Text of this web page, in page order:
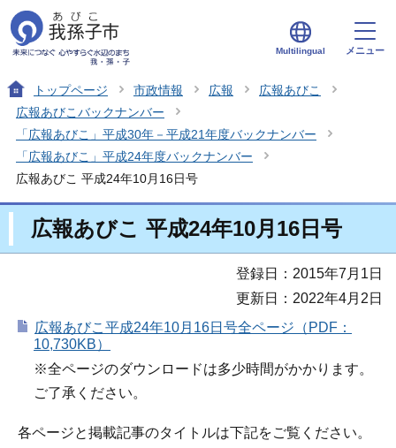
Multilingual メニュー
トップページ 市政情報 広報
広報あびこ
広報あびこバックナンバー
「広報あびこ」平成30年－平成21年度バックナンバー
「広報あびこ」平成24年度バックナンバー
広報あびこ 平成24年10月16日号
広報あびこ 平成24年10月16日号
登録日：2015年7月1日
更新日：2022年4月2日
広報あびこ平成24年10月16日号全ページ（PDF：
10,730KB）
※全ページのダウンロードは多少時間がかかります。
ご了承ください。
各ページと掲載記事のタイトルは下記をご覧ください。